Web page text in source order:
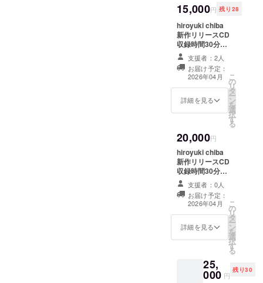
セージをお送り
します。
15,000円 残り28
hiroyuki chiba
新作リリースCD
収録時間30分
hiroyuki chiba
ライブ音源
cassette tape
noise 収録時間A
面20分B面20分
支援者：2人
お届け予定：
2026年04月
詳細を見る
こ
の
リ
タ
ー
ン
を
選
択
す
る
20,000円
hiroyuki chiba
新作リリースCD
収録時間30分
hiroyuki chiba
ライブ音源
cassette tape
収録時間A面20
分B面20分
Noise Logo ス
支援者：0人
お届け予定：
2026年04月
詳細を見る
こ
の
リ
タ
ー
ン
を
選
択
す
る
25,
000 円
残り30